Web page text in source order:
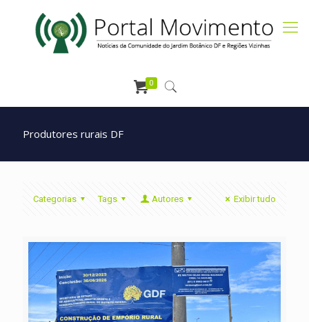
0
Produtores rurais DF
Categorias Tags Autores Exibir tudo